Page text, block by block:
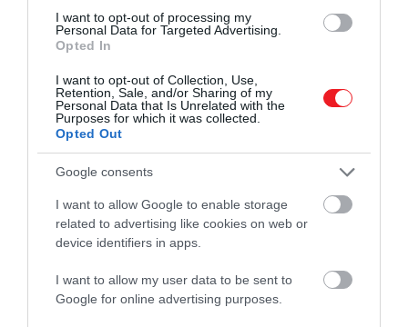
I want to opt-out of processing my
Personal Data for Targeted Advertising.
Opted In
I want to opt-out of Collection, Use,
Retention, Sale, and/or Sharing of my
Personal Data that Is Unrelated with the
Purposes for which it was collected.
Opted Out
Google consents
I want to allow Google to enable storage
related to advertising like cookies on web or
device identifiers in apps.
I want to allow my user data to be sent to
Google for online advertising purposes.
A The Revolution According to Kamo
Sztálin és egy fiatalkori barátja
szól. A forgatás 2025-ben kezdődhet majd,
értesült a Variety.
Mundruczó Kornél Sztálin
fiatalkoráról rendez
filmdrámát
HAMU ÉS GYÉMÁNT